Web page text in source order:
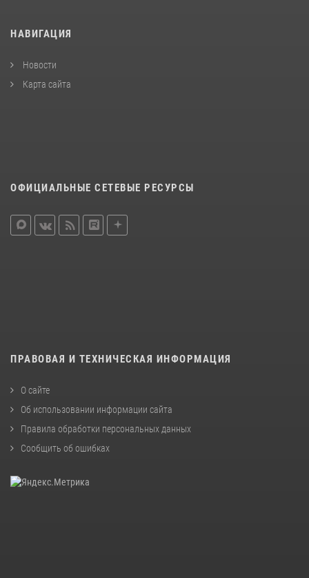
НАВИГАЦИЯ
Новости
Карта сайта
ОФИЦИАЛЬНЫЕ СЕТЕВЫЕ РЕСУРСЫ
ПРАВОВАЯ И ТЕХНИЧЕСКАЯ ИНФОРМАЦИЯ
О сайте
Об использовании информации сайта
Правила обработки персональных данных
Сообщить об ошибках